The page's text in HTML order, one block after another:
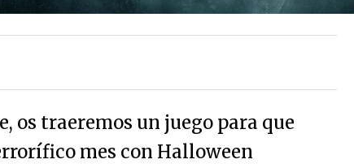
os traeremos un juego para que
mes con Halloween